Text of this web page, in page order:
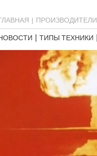
ПРОИЗВОДИТЕЛИ
ТИПЫ ТЕХНИКИ